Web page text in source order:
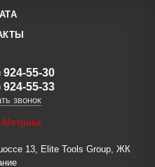
924-55-30
924-55-33
звонок
13, Elite Tools Group, ЖК